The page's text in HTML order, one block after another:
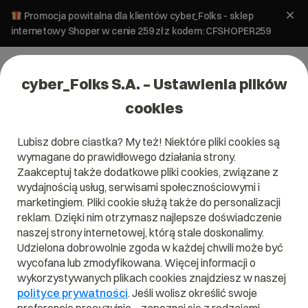
Promocja powitalna dla klientów cyber_Folks - sklep
internetowy Shoper w cenie 259 zł z kodem: CFSHOPER259
cyber_Folks S.A. – Ustawienia plików
cookies
Lubisz dobre ciastka? My też! Niektóre pliki cookies są
wymagane do prawidłowego działania strony.
Zaakceptuj także dodatkowe pliki cookies, związane z
wydajnością usług, serwisami społecznościowymi i
marketingiem. Pliki cookie służą także do personalizacji
reklam. Dzięki nim otrzymasz najlepsze doświadczenie
naszej strony internetowej, którą stale doskonalimy.
Udzielona dobrowolnie zgoda w każdej chwili może być
wycofana lub zmodyfikowana. Więcej informacji o
wykorzystywanych plikach cookies znajdziesz w naszej
polityce prywatności. Jeśli wolisz określić swoje